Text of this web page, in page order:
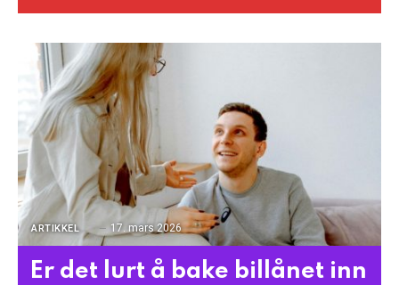
ARTIKKEL 17. mars 2026
Er det lurt å bake billånet inn